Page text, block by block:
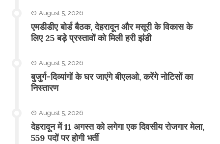
August 5, 2026
एमडीडीए बोर्ड बैठक, देहरादून और मसूरी के विकास के
लिए 25 बड़े प्रस्तावों को मिली हरी झंडी
August 5, 2026
बुजुर्ग-दिव्यांगों के घर जाएंगे बीएलओ, करेंगे नोटिसों का
निस्तारण
August 5, 2026
​देहरादून में 11 अगस्त को लगेगा एक दिवसीय रोजगार मेला,
559 पदों पर होगी भर्ती